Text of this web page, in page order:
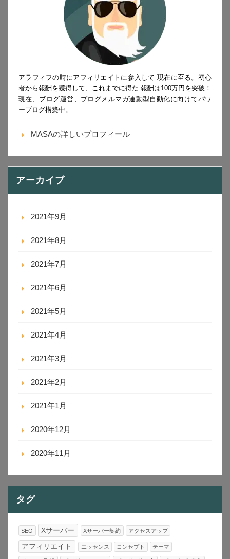
アラフィフの時にアフィリエイトに参入して 現在に至る。初心
者から報酬を獲得して、これまでに得た 報酬は100万円を突破！
現在、ブログ運営、ブログメルマガ連動型自動化に向けてパワ
ーブログ構築中。
MASAの詳しいプロフィール
アーカイブ
2021年9月
2021年8月
2021年7月
2021年6月
2021年5月
2021年4月
2021年3月
2021年2月
2021年1月
2020年12月
2020年11月
タグ
SEO Xサーバー Xサーバー契約 アクセスアップ
アフィリエイト エッセンス コンセプト テーマ